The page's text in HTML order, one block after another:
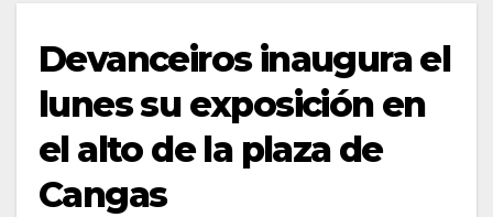
Devanceiros inaugura el
lunes su exposición en
el alto de la plaza de
Cangas